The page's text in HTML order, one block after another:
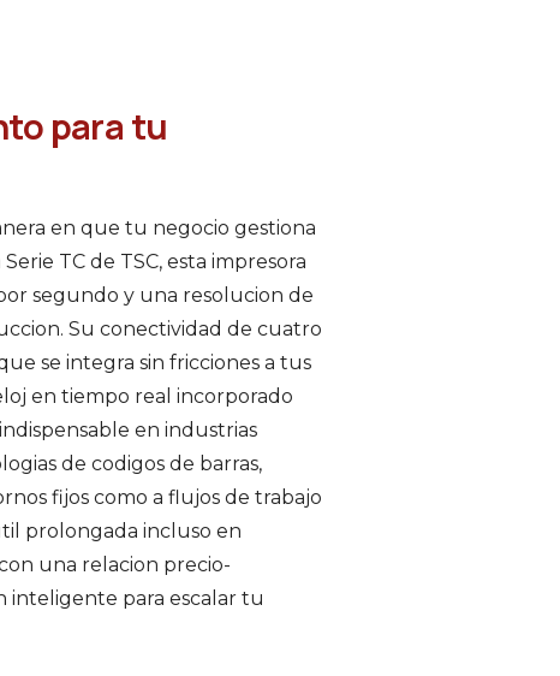
para tu
en que tu negocio gestiona
TC de TSC, esta impresora
segundo y una resolucion de
Su conectividad de cuatro
se integra sin fricciones a tus
en tiempo real incorporado
en industrias
de codigos de barras,
fijos como a flujos de trabajo
prolongada incluso en
una relacion precio-
inteligente para escalar tu